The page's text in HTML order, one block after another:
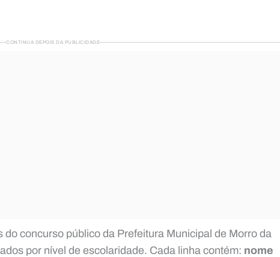
CONTINUA DEPOIS DA PUBLICIDADE
concurso público da Prefeitura Municipal de Morro da
por nível de escolaridade. Cada linha contém: nome